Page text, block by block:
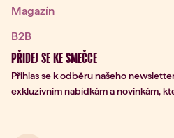
Magazín
B2B
PŘIDEJ SE KE SMEČCE
Přihlas se k odběru našeho
exkluzivním nabídkám a novinkám,
k odběru